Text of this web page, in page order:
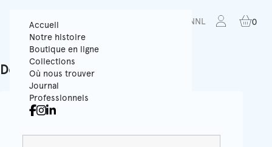
Accueil
Notre histoire
Boutique en ligne
Collections
Où nous trouver
Journal
Professionnels
EN NL 0
Demande de devis